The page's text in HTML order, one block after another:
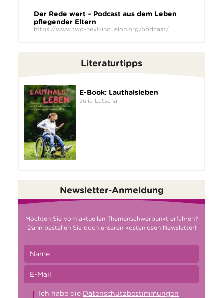
Der Rede wert – Podcast aus dem Leben
pflegender Eltern
https://www.two-next-inclusion.org/podcast/
Literaturtipps
E-Book: Lauthalsleben
Julia Latscha
Newsletter-Anmeldung
Möchten Sie vom aktuellen Themenschwerpunkt erfahren?
Dann bestellen Sie doch unseren kostenlosen Newsletter!
Ich habe die Datenschutzbestimmungen